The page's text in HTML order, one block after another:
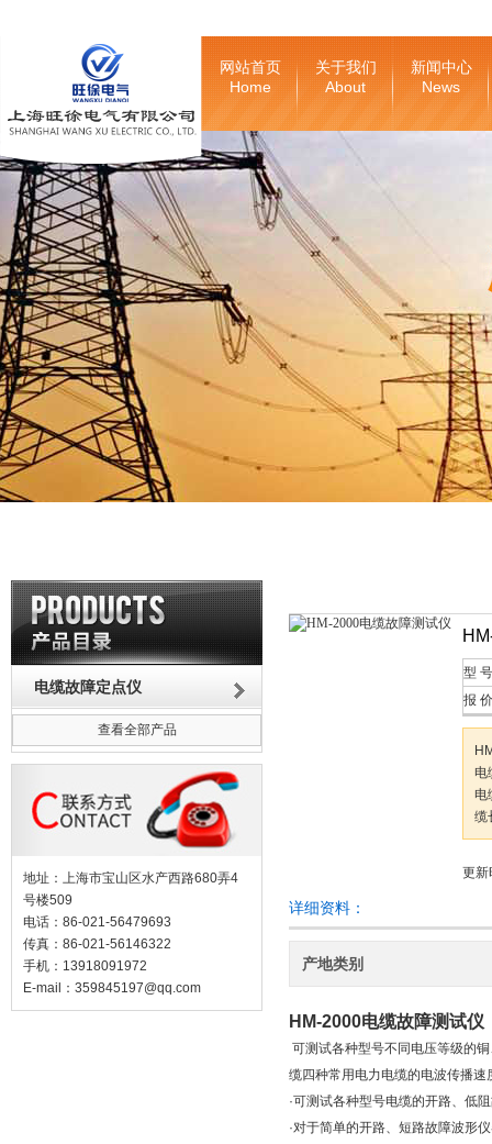
网站首页
Home
关于我们
About
新闻中心
News
电缆故障定点仪
查看全部产品
地址：上海市宝山区水产西路680弄4
号楼509
电话：86-021-56479693
传真：86-021-56146322
手机：13918091972
E-mail： 359845197@qq.com
型
报
电
电
缆
更新
详细资料：
产地类别
HM-2000电缆故障测试仪
可测试各种型号不同电压等级的
缆四种常用电力电缆的电波传播
·可测试各种型号电缆的开路、低
·对于简单的开路、短路故障波形